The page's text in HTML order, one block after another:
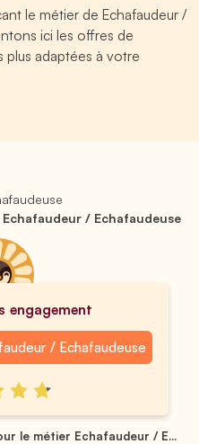
le métier de Echafaudeur /
ici les offres de
plus adaptées à votre
/ Echafaudeuse
engagement
/ Echafaudeuse
le métier Echafaudeur / E...